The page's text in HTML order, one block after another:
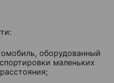
оборудованный
маленьких